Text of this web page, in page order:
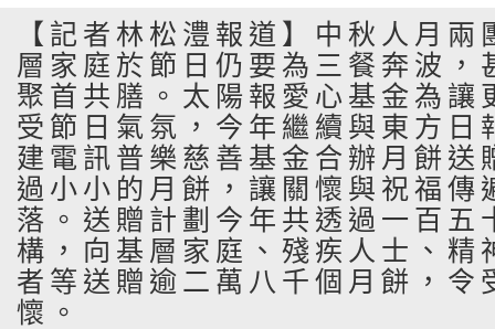
【記者林松澧報道】中秋人月
層家庭於節日仍要為三餐奔波，
聚首共膳。太陽報愛心基金為讓
受節日氣氛，今年繼續與東方日
建電訊普樂慈善基金合辦月餅送
過小小的月餅，讓關懷與祝福傳
落。送贈計劃今年共透過一百五
構，向基層家庭、殘疾人士、精
者等送贈逾二萬八千個月餅，令
懷。